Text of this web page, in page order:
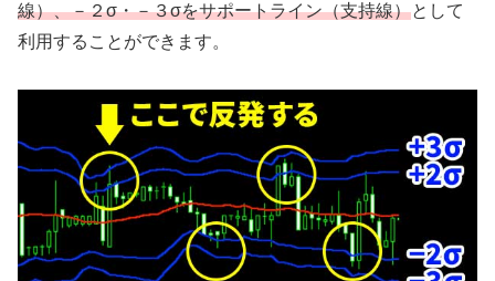
線）、－２σ・－３σをサポートライン（支持線）として
利用することができます。